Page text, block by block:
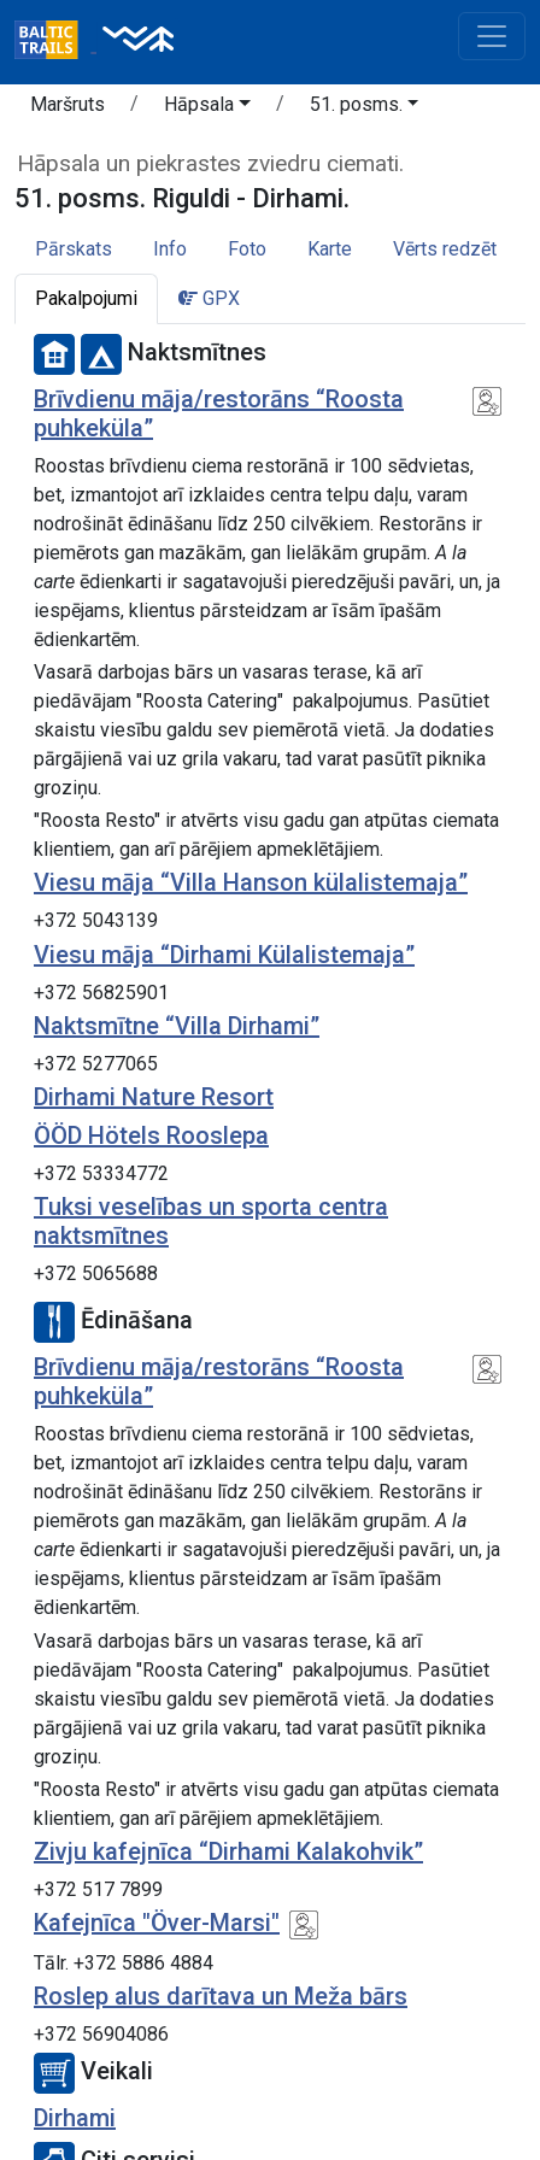
Maršruts Hāpsala 51. posms.
Hāpsala un piekrastes zviedru ciemati.
51. posms. Riguldi - Dirhami.
Pārskats Info Foto Karte Vērts redzēt
Pakalpojumi GPX
Naktsmītnes
Brīvdienu māja/restorāns “Roosta
puhkeküla”
Roostas brīvdienu ciema restorānā ir 100 sēdvietas,
bet, izmantojot arī izklaides centra telpu daļu, varam
nodrošināt ēdināšanu līdz 250 cilvēkiem. Restorāns ir
piemērots gan mazākām, gan lielākām grupām.A la
carte ēdienkarti ir sagatavojuši pieredzējuši pavāri, un, ja
iespējams, klientus pārsteidzam ar īsām īpašām
ēdienkartēm.
Vasarā darbojas bārs un vasaras terase, kā arī
piedāvājam "Roosta Catering" pakalpojumus. Pasūtiet
skaistu viesību galdu sev piemērotā vietā. Ja dodaties
pārgājienā vai uz grila vakaru, tad varat pasūtīt piknika
groziņu.
"Roosta Resto" ir atvērts visu gadu gan atpūtas ciemata
klientiem, gan arī pārējiem apmeklētājiem.
Viesu māja “Villa Hanson külalistemaja”
+372 5043139
Viesu māja “Dirhami Külalistemaja”
+372 56825901
Naktsmītne “Villa Dirhami”
+372 5277065
Dirhami Nature Resort
ÖÖD Hötels Rooslepa
+372 53334772
Tuksi veselības un sporta centra
naktsmītnes
+372 5065688
Ēdināšana
Brīvdienu māja/restorāns “Roosta
puhkeküla”
Roostas brīvdienu ciema restorānā ir 100 sēdvietas,
bet, izmantojot arī izklaides centra telpu daļu, varam
nodrošināt ēdināšanu līdz 250 cilvēkiem. Restorāns ir
piemērots gan mazākām, gan lielākām grupām.A la
carte ēdienkarti ir sagatavojuši pieredzējuši pavāri, un, ja
iespējams, klientus pārsteidzam ar īsām īpašām
ēdienkartēm.
Vasarā darbojas bārs un vasaras terase, kā arī
piedāvājam "Roosta Catering" pakalpojumus. Pasūtiet
skaistu viesību galdu sev piemērotā vietā. Ja dodaties
pārgājienā vai uz grila vakaru, tad varat pasūtīt piknika
groziņu.
"Roosta Resto" ir atvērts visu gadu gan atpūtas ciemata
klientiem, gan arī pārējiem apmeklētājiem.
Zivju kafejnīca “Dirhami Kalakohvik”
+372 517 7899
Kafejnīca "Över-Marsi"
Tālr. +372 5886 4884
Roslep alus darītava un Meža bārs
+372 56904086
Veikali
Dirhami